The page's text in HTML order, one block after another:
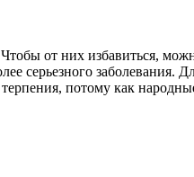
от них избавиться,
серьезного
потому как